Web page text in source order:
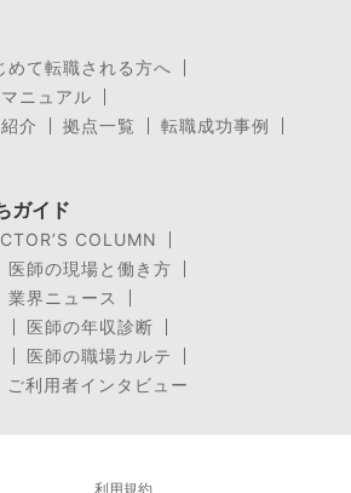
めて転職される方へ
ニュアル
介
拠点一覧
転職成功事例
ガイド
COLUMN
医師の現場と働き方
業界ニュース
医師の年収診断
医師の職場カルテ
利用者インタビュー
利用規約